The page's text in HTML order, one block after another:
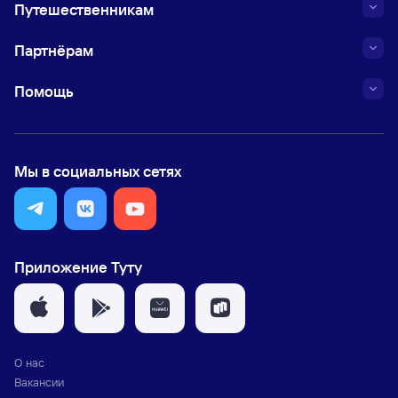
Путешественникам
Партнёрам
Помощь
Мы в социальных сетях
Приложение Туту
О нас
Вакансии